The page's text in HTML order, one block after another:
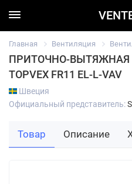
Главная Вентиляция
ПРИТОЧНО-ВЫТЯЖНАЯ
TOPVEX FR11 EL-L-VAV
Швеция
Официальный представитель:
Товар Описание